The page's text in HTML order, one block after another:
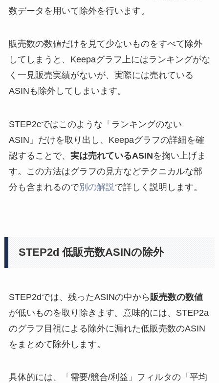
数データを用いて除外を行います。
販売数の数値だけを見て少ないものをすべて除外
してしまうと、Keepaグラフ上にはランキングがな
く一見販売実績がないが、実際には売れている
ASINも除外してしまいます。
STEP2cではこのような「ランキングのない
ASIN」だけを取り出し、Keepaグラフの詳細を確
認することで、 実は売れているASINを掬い上げま
す。この方法はグラフの見方などテクニカルな部
分も含まれるので別の解説で詳しく説明します。
STEP2d 低販売数ASINの除外
STEP2dでは、残ったASINの中から 販売数の数値
が低いものを取り除きます。意味的には、STEP2a
のグラフ目視による除外に漏れた低販売数のASIN
をまとめて除外します。
具体的には、「需要/競合/利益」フィルタの「平均